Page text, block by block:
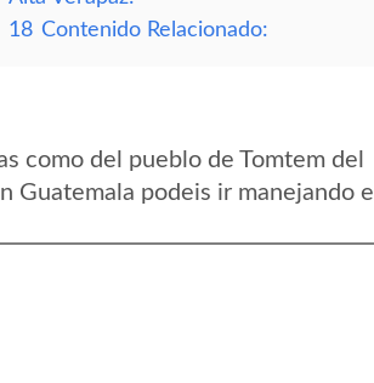
18 Contenido Relacionado:
como del pueblo de Tomtem del
Guatemala podeis ir manejando el